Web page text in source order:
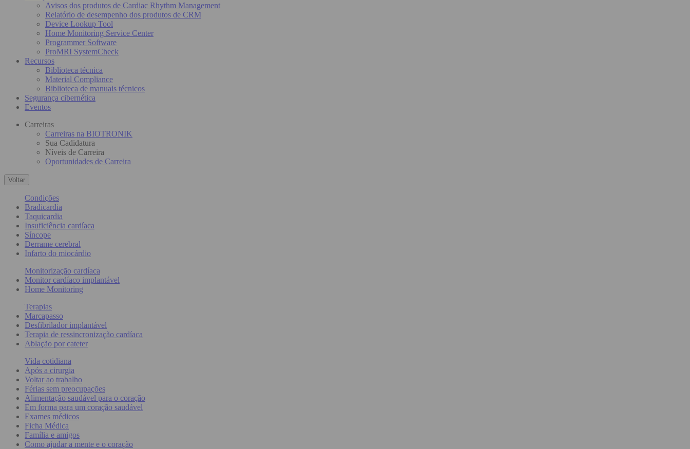
Avisos dos produtos de Cardiac Rhythm Management
Relatório de desempenho dos produtos de CRM
Device Lookup Tool
Home Monitoring Service Center
Programmer Software
ProMRI SystemCheck
Recursos
Biblioteca técnica
Material Compliance
Biblioteca de manuais técnicos
Segurança cibernética
Eventos
Carreiras
Carreiras na BIOTRONIK
Sua Cadidatura
Níveis de Carreira
Oportunidades de Carreira
Voltar
Condições
Bradicardia
Taquicardia
Insuficiência cardíaca
Síncope
Derrame cerebral
Infarto do miocárdio
Monitorização cardíaca
Monitor cardíaco implantável
Home Monitoring
Terapias
Marcapasso
Desfibrilador implantável
Terapia de ressincronização cardíaca
Ablação por cateter
Vida cotidiana
Após a cirurgia
Voltar ao trabalho
Férias sem preocupações
Alimentação saudável para o coração
Em forma para um coração saudável
Exames médicos
Ficha Médica
Família e amigos
Como ajudar a mente e o coração